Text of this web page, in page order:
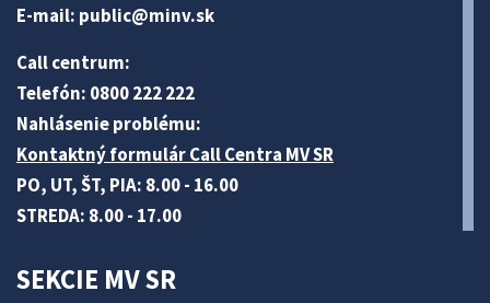
E-mail: public@minv.sk
Call centrum:
Telefón: 0800 222 222
Nahlásenie problému:
Kontaktný formulár Call Centra MV SR
PO, UT, ŠT, PIA: 8.00 - 16.00
STREDA: 8.00 - 17.00
SEKCIE MV SR